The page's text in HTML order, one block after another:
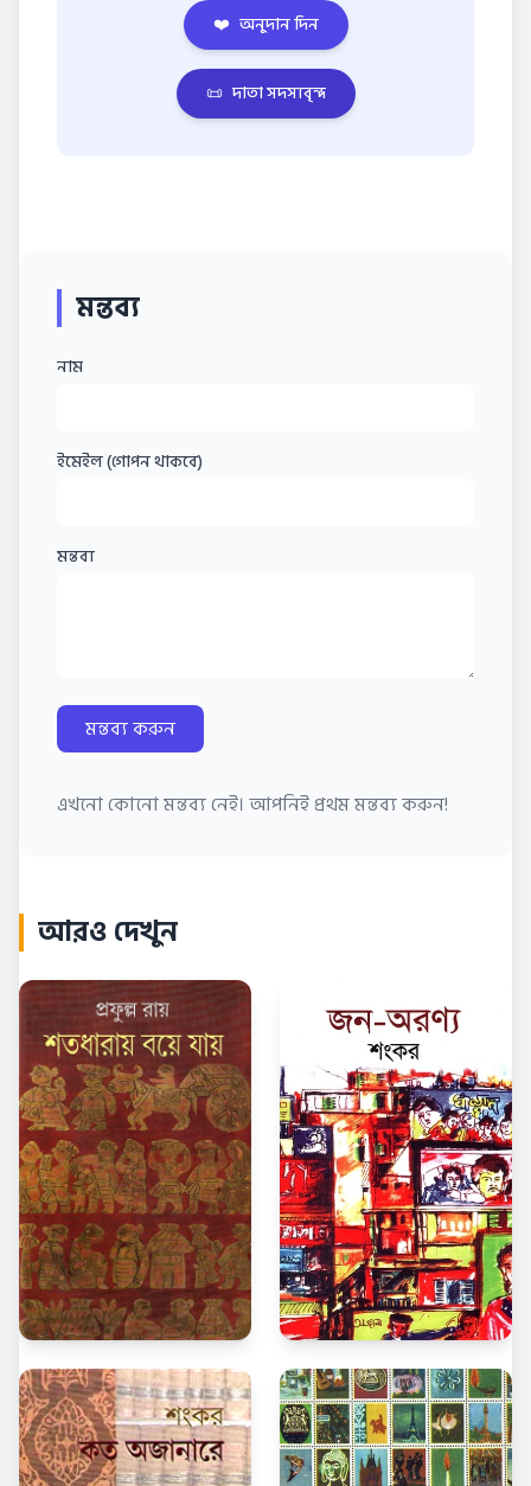
❤️ অনুদান দিন
📜 দাতা সদস্যবৃন্দ
মন্তব্য
নাম
ইমেইল (গোপন থাকবে)
মন্তব্য
মন্তব্য করুন
এখনো কোনো মন্তব্য নেই। আপনিই প্রথম মন্তব্য করুন!
আরও দেখুন